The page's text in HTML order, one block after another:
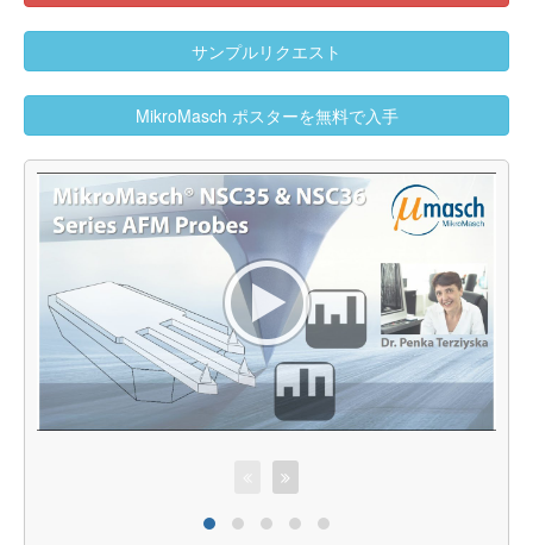
サンプルリクエスト
MikroMasch ポスターを無料で入手